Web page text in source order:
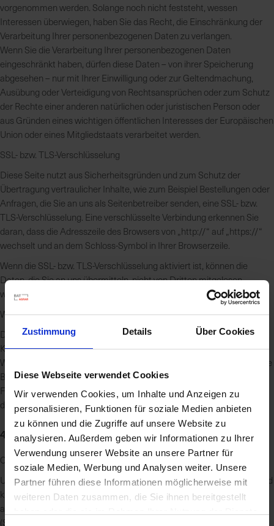
Zustimmung Details Über Cookies
Diese Webseite verwendet Cookies
Wir verwenden Cookies, um Inhalte und Anzeigen zu
personalisieren, Funktionen für soziale Medien anbieten
zu können und die Zugriffe auf unsere Website zu
analysieren. Außerdem geben wir Informationen zu Ihrer
Verwendung unserer Website an unsere Partner für
soziale Medien, Werbung und Analysen weiter. Unsere
Partner führen diese Informationen möglicherweise mit
weiteren Daten zusammen, die Sie ihnen bereitgestellt
vorgenommen werden. Solange noch nicht feststeht, wessen
Interessen überwiegen, haben Sie das Recht, die Einschränkung der
Verarbeitung Ihrer personenbezogenen Daten zu verlangen.
Wenn Sie die Verarbeitung Ihrer personenbezogenen Daten
eingeschränkt haben, dürfen diese Daten – von ihrer Speicherung
abgesehen – nur mit Ihrer Einwilligung oder zur Geltendmachung,
Ausübung oder Verteidigung von Rechtsansprüchen oder zum Schutz
der Rechte einer anderen natürlichen oder juristischen Person oder
aus Gründen eines wichtigen öffentlichen Interesses der Europäischen
Union oder eines Mitgliedstaats verarbeitet werden.
SSL- bzw. TLS-Verschlüsselung
Diese Seite nutzt aus Sicherheitsgründen und zum Schutz der
Übertragung vertraulicher Inhalte, wie zum Beispiel Bestellungen oder
Anfragen, die Sie an uns als Seitenbetreiber senden, eine SSL- bzw.
TLS-Verschlüsselung. Eine verschlüsselte Verbindung erkennen Sie
daran, dass die Adresszeile des Browsers von „http://“ auf „https://“
wechselt und an dem Schloss-Symbol in Ihrer Browserzeile.
Wenn die SSL- bzw. TLS-Verschlüsselung aktiviert ist, können die
Daten, die Sie an uns übermitteln, nicht von Dritten mitgelesen
werden.
Widerspruch gegen Werbe-E-Mails
Der Nutzung von im Rahmen der Impressumspflicht veröffentlichten
Kontaktdaten zur Übersendung von nicht ausdrücklich angeforderter
Werbung und Informationsmaterialien wird hiermit widersprochen. Die
Betreiber der Seiten behalten sich ausdrücklich rechtliche Schritte im
Falle der unverlangten Zusendung von Werbeinformationen, etwa
durch Spam-E-Mails, vor.
4. Datenerfassung auf dieser Website
Cookies
Unsere Internetseiten verwenden so genannte „Cookies“. Cookies sind
kleine Datenpakete und richten auf Ihrem Endgerät keinen Schaden
an. Sie werden entweder vorübergehend für die Dauer einer Sitzung
(Session-Cookies) oder dauerhaft (permanente Cookies) auf Ihrem